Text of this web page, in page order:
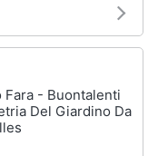
Fara - Buontalenti
Del Giardino Da